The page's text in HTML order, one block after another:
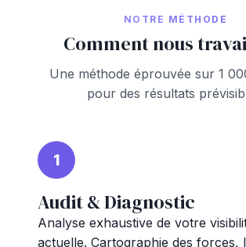
NOTRE MÉTHODE
Comment nous
Une méthode éprouvée sur 1
pour des résultats
1
Audit & Diagnostic
Analyse exhaustive de votre
actuelle. Cartographie des forces,